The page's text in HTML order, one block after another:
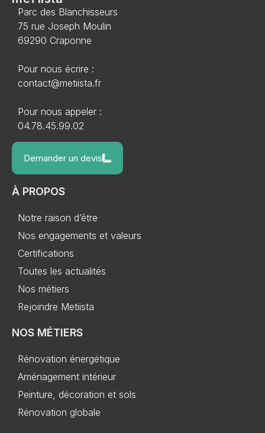
Parc des Blanchisseurs
75 rue Joseph Moulin
69290 Craponne
Pour nous écrire :
contact@metiista.fr
Pour nous appeler :
04.78.45.99.02
Demander un devis
À PROPOS
Notre raison d’être
Nos engagements et valeurs
Certifications
Toutes les actualités
Nos métiers
Rejoindre Metiista
NOS MÉTIERS
Rénovation énergétique
Aménagement intérieur
Peinture, décoration et sols
Rénovation globale